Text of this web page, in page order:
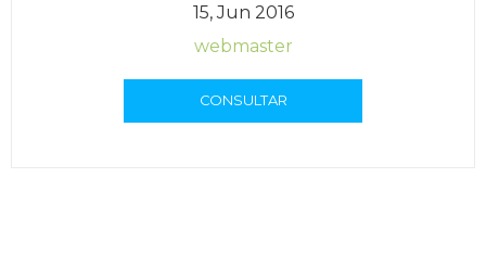
15, Jun 2016
webmaster
CONSULTAR